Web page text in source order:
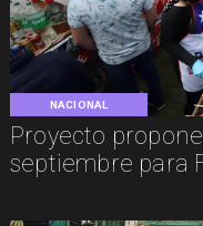
NACIONAL
Proyecto
septiembre para